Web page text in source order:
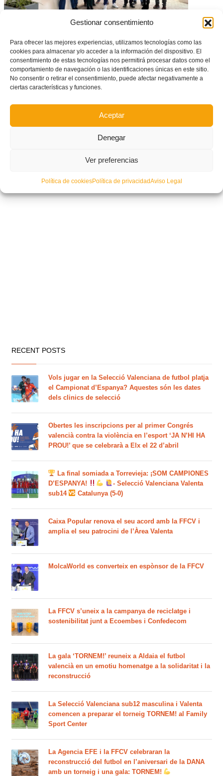
Gestionar consentimiento
Para ofrecer las mejores experiencias, utilizamos tecnologías como las
cookies para almacenar y/o acceder a la información del dispositivo. El
consentimiento de estas tecnologías nos permitirá procesar datos como el
comportamiento de navegación o las identificaciones únicas en este sitio.
No consentir o retirar el consentimiento, puede afectar negativamente a
ciertas características y funciones.
Aceptar
Denegar
Ver preferencias
Política de cookiesPolítica de privacidadAviso Legal
RECENT POSTS
Vols jugar en la Selecció Valenciana de futbol platja
el Campionat d’Espanya? Aquestes són les dates
dels clinics de selecció
Obertes les inscripcions per al primer Congrés
valencià contra la violència en l’esport ‘JA N’HI HA
PROU!’ que se celebrarà a Elx el 22 d’abril
La final somiada a Torrevieja: ¡SOM CAMPIONES
D’ESPANYA!
- Selecció Valenciana Valenta
sub14
Catalunya (5-0)
Caixa Popular renova el seu acord amb la FFCV i
amplia el seu patrocini de l’Àrea Valenta
MolcaWorld es converteix en espònsor de la FFCV
La FFCV s’uneix a la campanya de reciclatge i
sostenibilitat junt a Ecoembes i Confedecom
La gala ‘TORNEM!’ reuneix a Aldaia el futbol
valencià en un emotiu homenatge a la solidaritat i la
reconstrucció
La Selecció Valenciana sub12 masculina i Valenta
comencen a preparar el torneig TORNEM! al Family
Sport Center
La Agencia EFE i la FFCV celebraran la
reconstrucció del futbol en l’aniversari de la DANA
amb un torneig i una gala: TORNEM!